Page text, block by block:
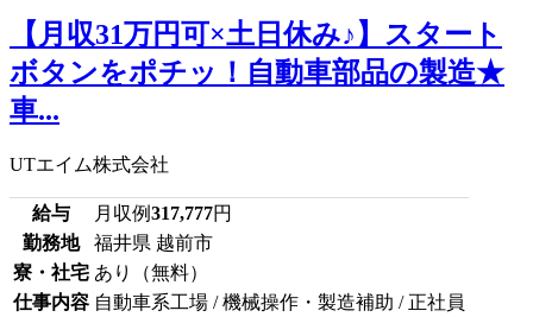
【月収31万円可×土日休み♪】スタート
ボタンをポチッ！自動車部品の製造★
車...
UTエイム株式会社
給与 月収例317,777円
勤務地
福井県 越前市
寮・社宅 あり（無料）
仕事内容 自動車系工場 / 機械操作・製造補助 / 正社員